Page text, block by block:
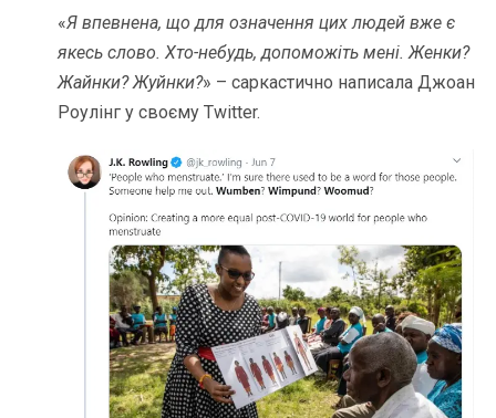
«Я впевнена, що для означення цих людей вже є
якесь слово. Хто-небудь, допоможіть мені. Женки?
Жайнки? Жуйнки?» – саркастично написала Джоан
Роулінг у своєму Twitter.